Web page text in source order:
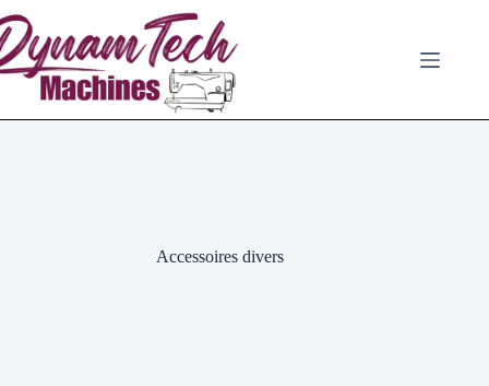
au
contenu
Accessoires divers